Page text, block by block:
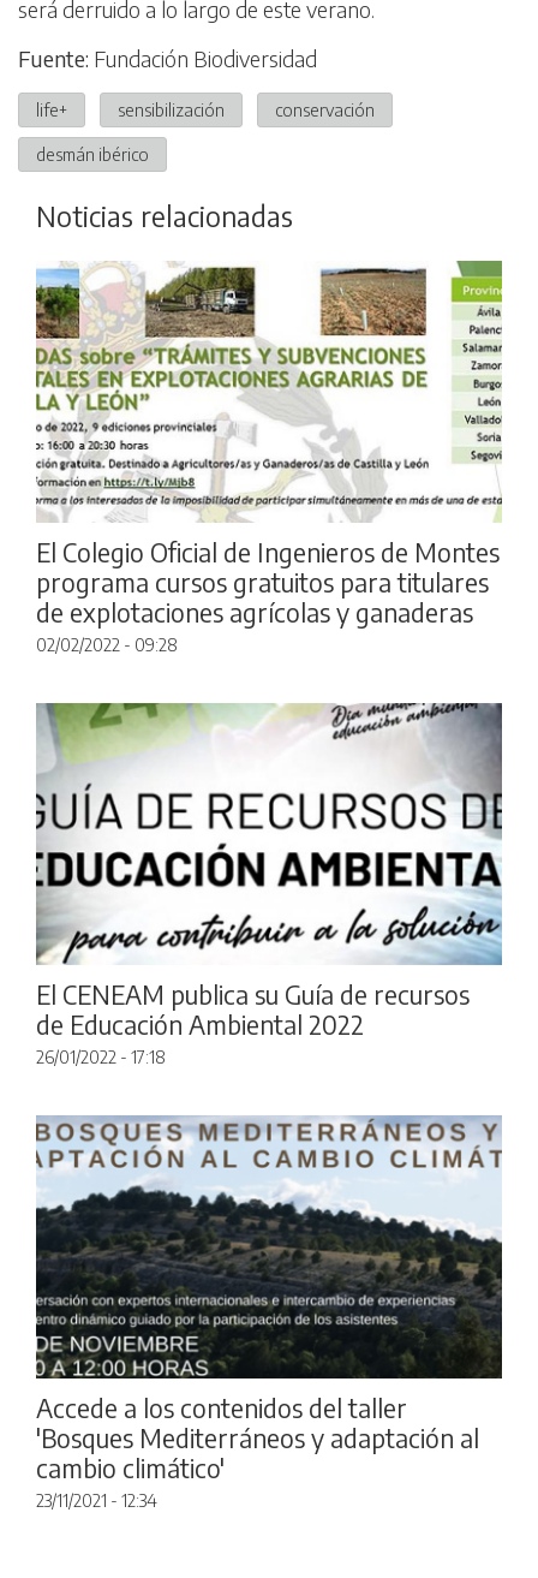
será derruido a lo largo de este verano.
Fuente: Fundación Biodiversidad
life+ sensibilización conservación
desmán ibérico
Noticias relacionadas
El Colegio Oficial de Ingenieros de Montes
programa cursos gratuitos para titulares
de explotaciones agrícolas y ganaderas
02/02/2022 - 09:28
El CENEAM publica su Guía de recursos
de Educación Ambiental 2022
26/01/2022 - 17:18
Accede a los contenidos del taller
'Bosques Mediterráneos y adaptación al
cambio climático'
23/11/2021 - 12:34